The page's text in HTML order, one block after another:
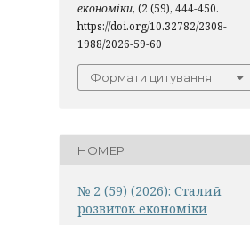
економіки, (2 (59), 444-450.
https://doi.org/10.32782/2308-
1988/2026-59-60
Формати цитування
НОМЕР
№ 2 (59) (2026): Сталий
розвиток економіки